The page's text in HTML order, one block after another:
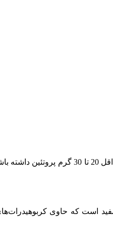
پروتئین واحد سازنده عضلات است و برای رشد و
است که حاوی